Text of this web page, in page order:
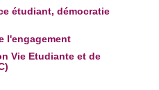
étudiant, démocratie
l'engagement
Vie Etudiante et de